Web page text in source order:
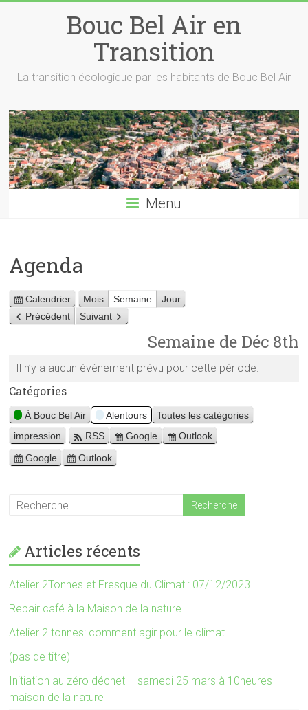
Bouc Bel Air en
Transition
La transition écologique par les habitants de Bouc Bel Air
Menu
Agenda
V
u
Calendrier Mois Semaine
Jour
Précédent
Suivant
Semaine de Déc 8th
Il n’y a aucun évènement prévu pour cette période.
Catégories
À Bouc Bel Air Alentours Toutes les catégories
V
u
e
impression RSS
S
e
n
Google
S
r
n
Outlook
E
o
f
o
r
Google
E
o
r
Outlook
Articles récents
Atelier 2Tonnes et Fresque du Climat : 07/12/2023
Repair café à la Maison de la nature
Atelier 2 tonnes: comment agir pour le climat
(pas de titre)
Initiation au zéro déchet – samedi 25 mars à 10heures
maison de la nature